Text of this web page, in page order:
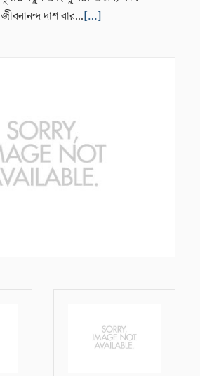
জীবনানন্দ দাশ বার...[…]